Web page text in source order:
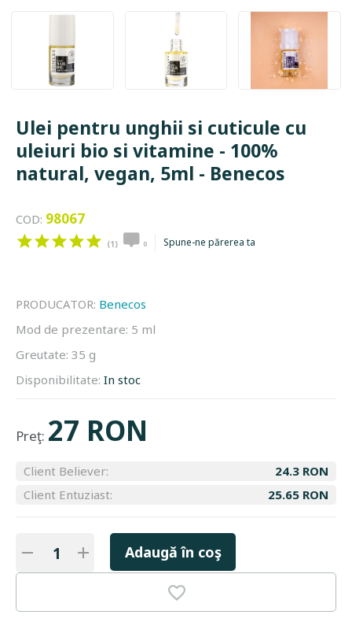
Ulei pentru unghii si cuticule cu
uleiuri bio si vitamine - 100%
natural, vegan, 5ml - Benecos
COD: 98067
(1) 0 Spune-ne părerea ta
PRODUCATOR: Benecos
Mod de prezentare: 5 ml
Greutate: 35 g
Disponibilitate: In stoc
Preţ: 27 RON
Client Believer:
24.3 RON
Client Entuziast:
25.65 RON
Adaugă în coş